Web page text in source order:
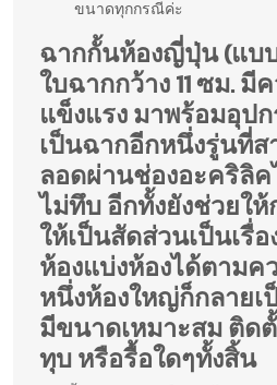
ขนาดทุกกรณีค่ะ
ฉากกั้นห้องญี่ปุ่น (แบบ
ใบฉากกว้าง 11 ซม. มี
แข็งแรง มาพร้อมอุ
เป็นฉากอีกหนึ่งรู่นที่ส
ลอดผ่านช่องอะคริลิค
ไม่ทึบ อีกทั้งยังช่วยใ
ให้เป็นสัดส่วนเป็นเรื่
ห้องแบ่งห้องได้ตามค
หนึ่งห้องใหญ่ก็กลายเ
มีขนาดเหมาะสม ติด
ทุบ หรือรื้อใดๆทั้งสิ้น